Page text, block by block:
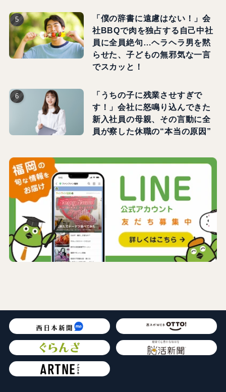
「僕の辞書に遠慮はない！」会
社BBQで肉を独占する自己中社
員に全員絶句…ヘラヘラ男を黙
らせた、子どもの無邪気な一言
でスカッと！
「うちの子に残業させすぎで
す！」会社に怒鳴り込んできた
新入社員の母親、その言動に全
員が察した休職の“本当の原因”